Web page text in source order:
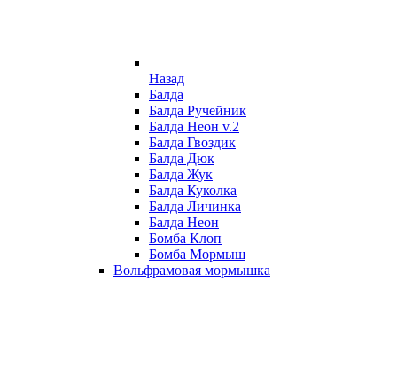
Назад
Балда
Балда Ручейник
Балда Неон v.2
Балда Гвоздик
Балда Дюк
Балда Жук
Балда Куколка
Балда Личинка
Балда Неон
Бомба Клоп
Бомба Мормыш
Вольфрамовая мормышка